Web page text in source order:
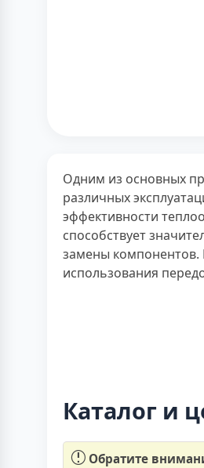
Одним из основных
различных
эффективности
способствует
замены компонентов.
использования
Каталог и
Обратите